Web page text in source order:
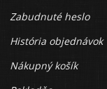
Zabudnuté heslo
História objednávok
Nákupný košík